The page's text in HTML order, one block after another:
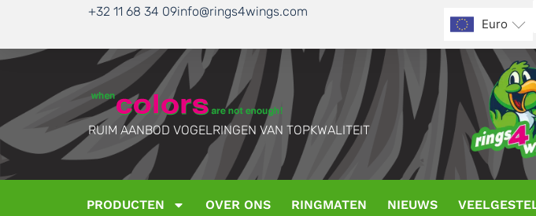
+32 11 68 34 09info@rings4wings.com
Euro
RUIM AANBOD VOGELRINGEN VAN TOPKWALITEIT
PRODUCTEN OVER ONS RINGMATEN NIEUWS